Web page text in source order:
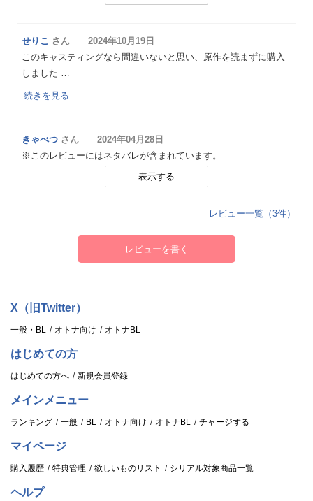
せりこ さん 2024年10月19日
このキャスティングなら間違いないと思い、原作を読まずに購入
しました …
続きを見る
きゃべつ さん 2024年04月28日
※このレビューにはネタバレが含まれています。
表示する
レビュー一覧（3件）
レビューを書く
X（旧Twitter）
一般・BL オトナ向け オトナBL
はじめての方
はじめての方へ 新規会員登録
メインメニュー
ランキング 一般 BL オトナ向け オトナBL チャージする
マイページ
購入履歴 特典管理 欲しいものリスト シリアル対象商品一覧
ヘルプ